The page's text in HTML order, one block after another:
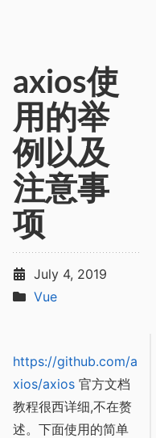
axios使
用的举
例以及
注意事
项
July 4, 2019
Vue
https://github.com/a
xios/axios 官方文档
教程很西详细,不在赘
述。下面使用的简单